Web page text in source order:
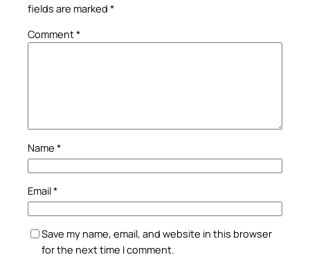
fields are marked *
Comment*
Name *
Email*
Save my name, email, and website in this browser
for the next time I comment.